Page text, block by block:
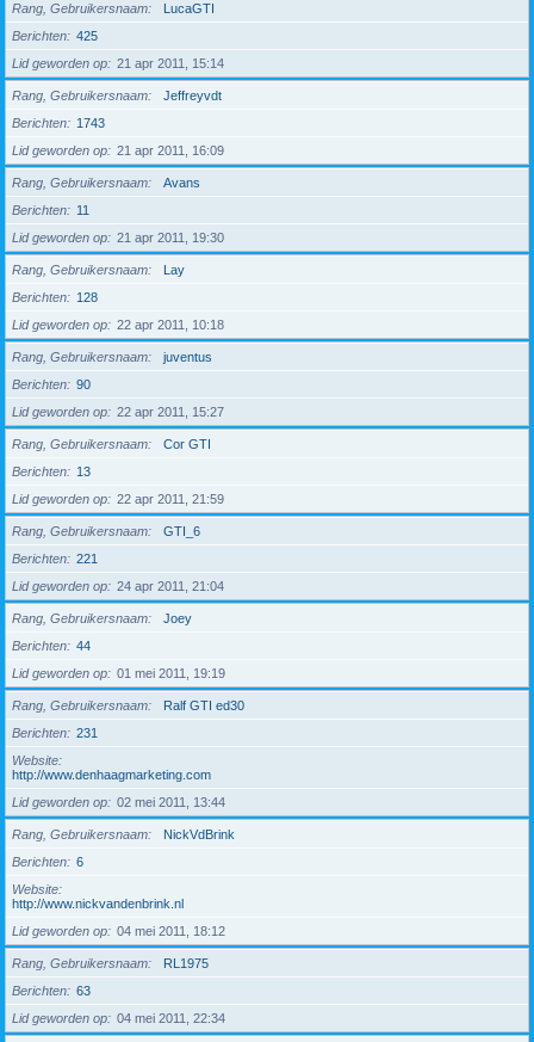
Rang, Gebruikersnaam
LucaGTI
Berichten
425
Lid geworden op
21 apr 2011, 15:14
Rang, Gebruikersnaam
Jeffreyvdt
Berichten
1743
Lid geworden op
21 apr 2011, 16:09
Rang, Gebruikersnaam
Avans
Berichten
11
Lid geworden op
21 apr 2011, 19:30
Rang, Gebruikersnaam
Lay
Berichten
128
Lid geworden op
22 apr 2011, 10:18
Rang, Gebruikersnaam
juventus
Berichten
90
Lid geworden op
22 apr 2011, 15:27
Rang, Gebruikersnaam
Cor GTI
Berichten
13
Lid geworden op
22 apr 2011, 21:59
Rang, Gebruikersnaam
GTI_6
Berichten
221
Lid geworden op
24 apr 2011, 21:04
Rang, Gebruikersnaam
Joey
Berichten
44
Lid geworden op
01 mei 2011, 19:19
Rang, Gebruikersnaam
Ralf GTI ed30
Berichten
231
Website
http://www.denhaagmarketing.com
Lid geworden op
02 mei 2011, 13:44
Rang, Gebruikersnaam
NickVdBrink
Berichten
6
Website
http://www.nickvandenbrink.nl
Lid geworden op
04 mei 2011, 18:12
Rang, Gebruikersnaam
RL1975
Berichten
63
Lid geworden op
04 mei 2011, 22:34